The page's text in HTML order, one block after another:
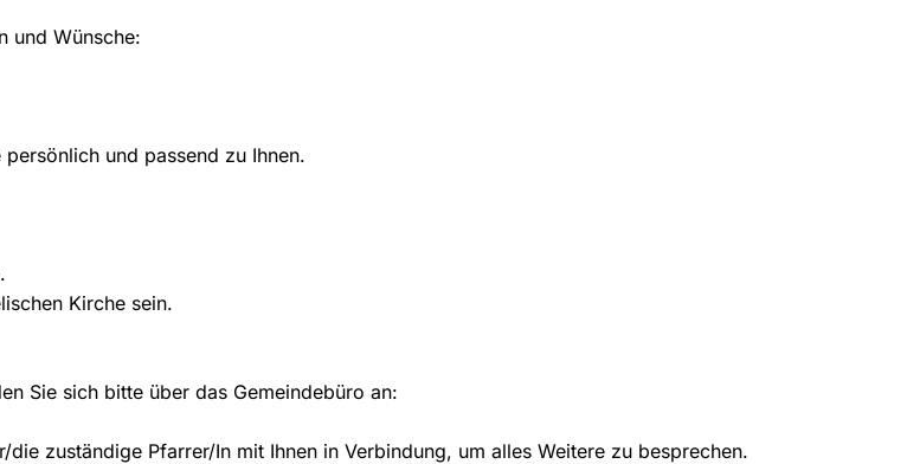
und Wünsche:
und passend zu Ihnen.
Kirche sein.
Sie sich bitte über das Gemeindebüro an:
zuständige Pfarrer/In mit Ihnen in Verbindung, um alles Weitere zu besprechen.